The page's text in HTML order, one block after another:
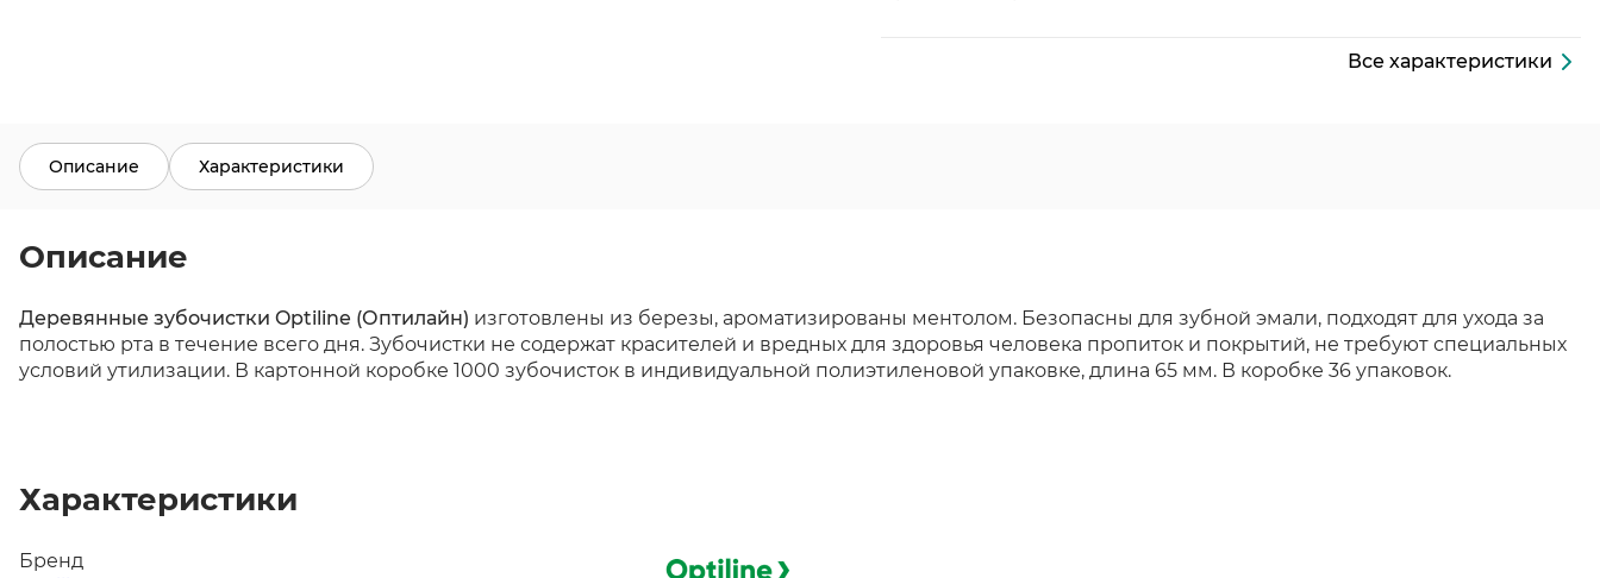
Все характеристики
Описание Характеристики
Описание
Деревянные зубочистки Optiline (Оптилайн) изготовлены из березы, ароматизированы ментолом. Безопасны для зубной эмали, подходят для ухода за
полостью рта в течение всего дня. Зубочистки не содержат красителей и вредных для здоровья человека пропиток и покрытий, не требуют специальных
условий утилизации. В картонной коробке 1000 зубочисток в индивидуальной полиэтиленовой упаковке, длина 65 мм. В коробке 36 упаковок.
Характеристики
Бренд